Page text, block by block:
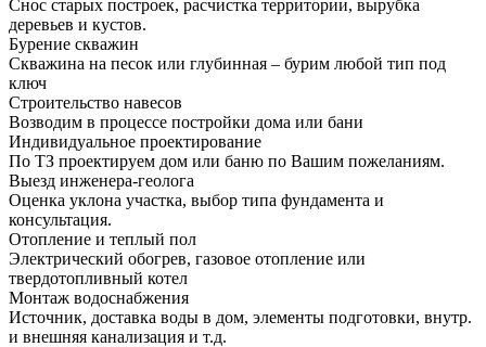
Снос старых построек, расчистка территории, вырубка
деревьев и кустов.
Бурение скважин
Скважина на песок или глубинная – бурим любой тип под
ключ
Строительство навесов
Возводим в процессе постройки дома или бани
Индивидуальное проектирование
По ТЗ проектируем дом или баню по Вашим пожеланиям.
Выезд инженера-геолога
Оценка уклона участка, выбор типа фундамента и
консультация.
Отопление и теплый пол
Электрический обогрев, газовое отопление или
твердотопливный котел
Монтаж водоснабжения
Источник, доставка воды в дом, элементы подготовки, внутр.
и внешняя канализация и т.д.